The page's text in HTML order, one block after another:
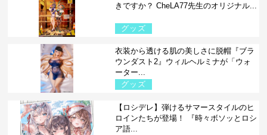
きですか？ CheLA77先生のオリジナル...
グッズ
衣装から透ける肌の美しさに脱帽『ブラ
ウンダスト2』ウィルヘルミナが「ウォ
ーター...
グッズ
【ロシデレ】弾けるサマースタイルのヒ
ロインたちが登場！ 『時々ボソッとロシ
ア語...